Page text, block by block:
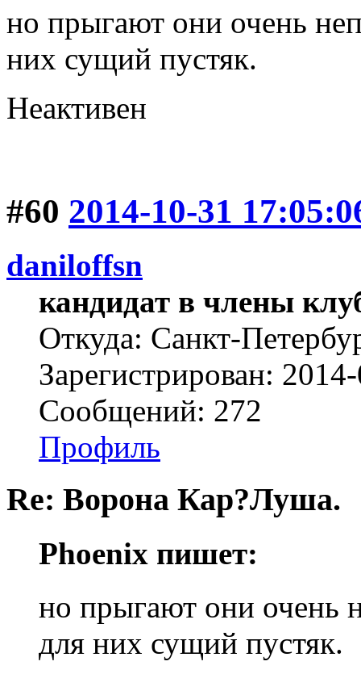
но прыгают они очень
них сущий пустяк.
Неактивен
#60 2014-10-31
daniloffsn
кандидат в члены
Откуда: Санкт-
Зарегистрирован:
Сообщений: 272
Профиль
Re: Ворона Кар?Луша.
Phoenix пишет:
но прыгают они очень
для них сущий пустяк.